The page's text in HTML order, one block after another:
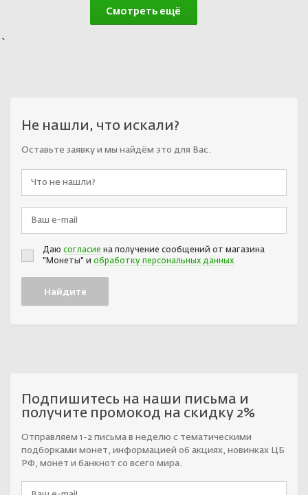
Смотреть ещё
Не нашли, что искали?
Оставьте заявку и мы найдём это для Вас.
Даю согласие на получение сообщений от магазина
"Монеты" и обработку персональных данных
Подпишитесь на наши письма и
получите промокод на скидку 2%
Отправляем 1-2 письма в неделю с тематическими
подборками монет, информацией об акциях, новинках ЦБ
РФ, монет и банкнот со всего мира.